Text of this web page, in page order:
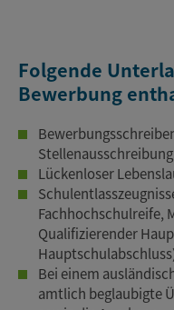
Folgende
Bewerbung
Stellenausschreibung
Lückenloser
Fachhochschulreife,
Qualifizierender
Bei einem
amtlich beglaubigte